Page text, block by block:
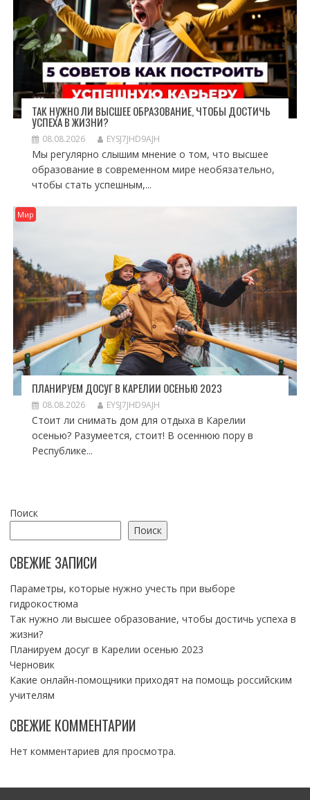
ТАК НУЖНО ЛИ ВЫСШЕЕ ОБРАЗОВАНИЕ, ЧТОБЫ ДОСТИЧЬ
УСПЕХА В ЖИЗНИ?
08.08.2026 EYSJ7JHD9AJH
Мы регулярно слышим мнение о том, что высшее
образование в современном мире необязательно,
чтобы стать успешным,...
Мир
ПЛАНИРУЕМ ДОСУГ В КАРЕЛИИ ОСЕНЬЮ 2023
08.08.2026 EYSJ7JHD9AJH
Стоит ли снимать дом для отдыха в Карелии
осенью? Разумеется, стоит! В осеннюю пору в
Республике...
Поиск
Поиск
СВЕЖИЕ ЗАПИСИ
Параметры, которые нужно учесть при выборе
гидрокостюма
Так нужно ли высшее образование, чтобы достичь успеха в
жизни?
Планируем досуг в Карелии осенью 2023
Черновик
Какие онлайн-помощники приходят на помощь российским
учителям
СВЕЖИЕ КОММЕНТАРИИ
Нет комментариев для просмотра.